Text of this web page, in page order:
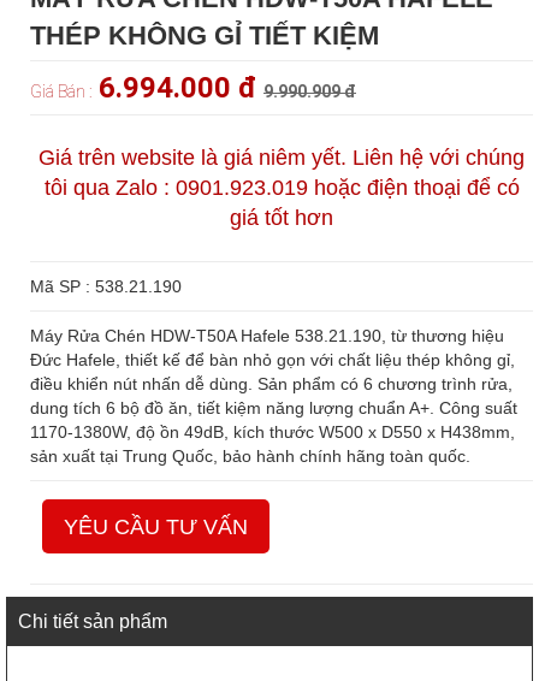
THÉP KHÔNG GỈ TIẾT KIỆM
Giá Bán : 6.994.000 đ 9.990.909 đ
Giá trên website là giá niêm yết. Liên hệ với chúng
tôi qua Zalo : 0901.923.019 hoặc điện thoại để có
giá tốt hơn
Mã SP : 538.21.190
Máy Rửa Chén HDW-T50A Hafele 538.21.190, từ thương hiệu
Đức Hafele, thiết kế để bàn nhỏ gọn với chất liệu thép không gỉ,
điều khiển nút nhấn dễ dùng. Sản phẩm có 6 chương trình rửa,
dung tích 6 bộ đồ ăn, tiết kiệm năng lượng chuẩn A+. Công suất
1170-1380W, độ ồn 49dB, kích thước W500 x D550 x H438mm,
sản xuất tại Trung Quốc, bảo hành chính hãng toàn quốc.
YÊU CẦU TƯ VẤN
Chi tiết sản phẩm